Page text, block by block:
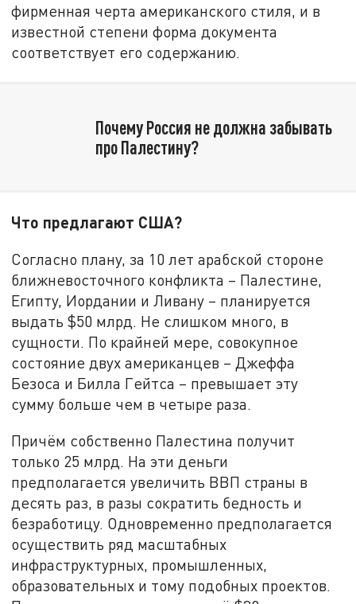
фирменная черта американского стиля, и в
известной степени форма документа
соответствует его содержанию.
Почему Россия не должна забывать
про Палестину?
Что предлагают США?
Согласно плану, за 10 лет арабской стороне
ближневосточного конфликта – Палестине,
Египту, Иордании и Ливану – планируется
выдать $50 млрд. Не слишком много, в
сущности. По крайней мере, совокупное
состояние двух американцев – Джеффа
Безоса и Билла Гейтса – превышает эту
сумму больше чем в четыре раза.
Причём собственно Палестина получит
только 25 млрд. На эти деньги
предполагается увеличить ВВП страны в
десять раз, в разы сократить бедность и
безработицу. Одновременно предполагается
осуществить ряд масштабных
инфраструктурных, промышленных,
образовательных и тому подобных проектов.